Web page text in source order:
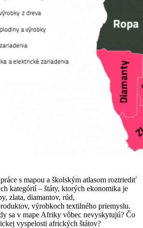
s mapou a školským atlasom roztriediť
kategórií – štáty, ktorých ekonomika je
zlata, diamantov, rúd,
výrobkoch textilného priemyslu.
sa v mape Afriky vôbec nevyskytujú? Čo
vyspelosti afrických štátov?